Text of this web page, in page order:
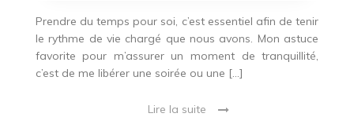
Prendre du temps pour soi, c’est essentiel afin de tenir
le rythme de vie chargé que nous avons. Mon astuce
favorite pour m’assurer un moment de tranquillité,
c’est de me libérer une soirée ou une […]
Lire la suite